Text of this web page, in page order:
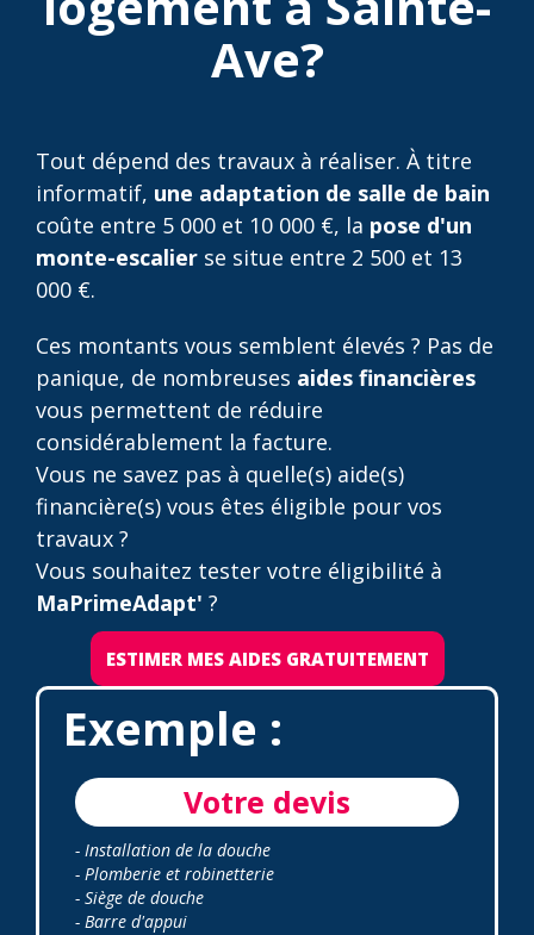
Ave?
Tout dépend des travaux à réaliser. À titre
informatif, une adaptation de salle de bain
coûte entre 5 000 et 10 000 €, la pose d'un
monte-escalier se situe entre 2 500 et 13
000 €.
Ces montants vous semblent élevés ? Pas de
panique, de nombreuses aides financières
vous permettent de réduire
considérablement la facture.
Vous ne savez pas à quelle(s) aide(s)
financière(s) vous êtes éligible pour vos
travaux ?
Vous souhaitez tester votre éligibilité à
MaPrimeAdapt' ?
ESTIMER MES AIDES GRATUITEMENT
Exemple :
Votre devis
- Installation de la douche
- Plomberie et robinetterie
- Siège de douche
- Barre d'appui